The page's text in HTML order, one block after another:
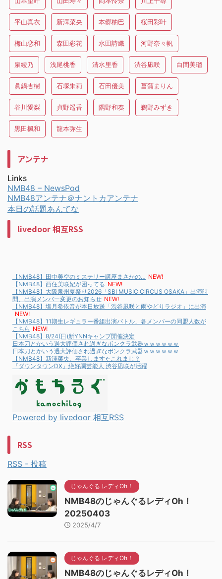
平山真衣 新澤菜央 本郷柚巴 桜田彩叶
梅山恋和 森田彩花 水田詩織 河野奈々帆
泉綾乃 浅尾桃香 清水里香 渋谷凪咲 白間美瑠
眞鍋杏樹 石塚朱莉 石田優美 菖蒲まりん
谷川愛梨 貞野遥香 隅野和奏 鵜野みずき
黒田楓和 龍本弥生
アンテナ
Links
NMB48 – NewsPod
NMB48アンテナ＠ナントカアンテナ
本日の話題あんてな
livedoor 相互RSS
【NMB48】田中美空のミステリー講座まさかの… NEW!
【NMB48】西住美咲妃が困ってる NEW!
【NMB48】大阪泉州夏祭り2026「SBI MUSIC CIRCUS OSAKA」出演時
間、出演メンバー変更のお知らせ NEW!
【NMB48】塩月希依音が本日放送「渋谷凪咲と雨やどりラジオ」に出演
NEW!
【NMB48】11期生レギュラー番組出演バトル、各メンバーの同盟人数が
こちら NEW!
【NMB48】8/24(日)新YNNキャンプ開催決定
日本刀とかいう過大評価され過ぎなボンクラ武器ｗｗｗｗｗｗ
日本刀とかいう過大評価され過ぎなボンクラ武器ｗｗｗｗｗｗ
【NMB48】新澤菜央、卒業します←これまじ？
『ダウンタウンDX』絶好調芸能人 渋谷凪咲が活躍
Powered by livedoor 相互RSS
RSS
RSS - 投稿
じゃんぐる レディOh！
NMB48のじゃんぐるレディOh！
20250403
2025/4/7
じゃんぐる レディOh！
NMB48のじゃんぐるレディOh！